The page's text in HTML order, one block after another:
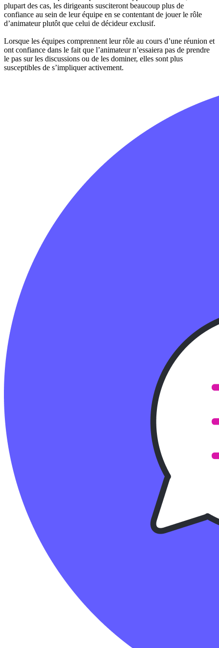
plupart des cas, les dirigeants susciteront beaucoup plus de
confiance au sein de leur équipe en se contentant de jouer le rôle
d’animateur plutôt que celui de décideur exclusif.
Lorsque les équipes comprennent leur rôle au cours d’une réunion et
ont confiance dans le fait que l’animateur n’essaiera pas de prendre
le pas sur les discussions ou de les dominer, elles sont plus
susceptibles de s’impliquer activement.